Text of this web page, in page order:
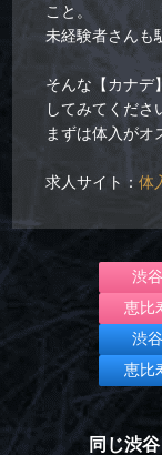
こと。
未経験者さんも
そんな【カナデ
してみてくださ
まずは体入がオ
求人サイト：体
渋
恵比
渋
恵比
同じ渋